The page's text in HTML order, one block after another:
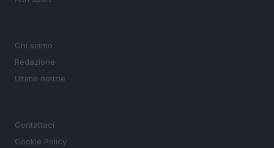
Chi siamo
Redazione
Ultime notizie
Contattaci
Cookie Policy